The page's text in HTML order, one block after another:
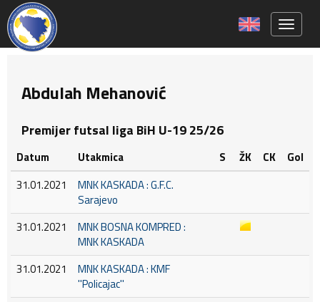
Abdulah Mehanović
Premijer futsal liga BiH U-19 25/26
Datum Utakmica S ŽK CK
Gol
31.01.2021
MNK KASKADA : G.F.C.
Sarajevo
31.01.2021
MNK BOSNA KOMPRED :
MNK KASKADA
31.01.2021
MNK KASKADA : KMF
''Policajac''